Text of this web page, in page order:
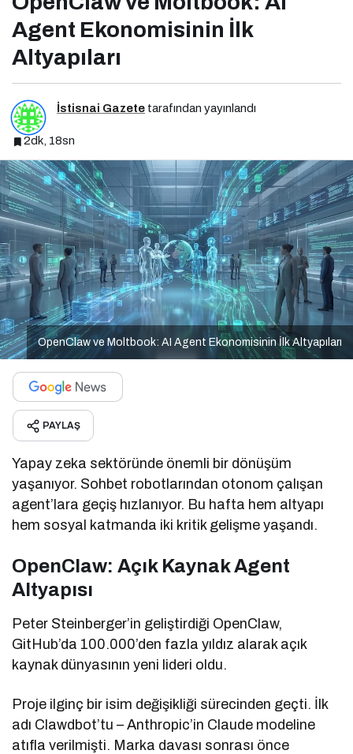
Agent Ekonomisinin İlk
Altyapıları
İstisnai Gazete tarafından yayınlandı
2dk, 18sn
OpenClaw ve Moltbook: AI Agent Ekonomisinin İlk Altyapıları
PAYLAŞ
Yapay zeka sektöründe önemli bir dönüşüm
yaşanıyor. Sohbet robotlarından otonom çalışan
agent’lara geçiş hızlanıyor. Bu hafta hem altyapı
hem sosyal katmanda iki kritik gelişme yaşandı.
OpenClaw: Açık Kaynak Agent
Altyapısı
Peter Steinberger’in geliştirdiği OpenClaw,
GitHub’da 100.000’den fazla yıldız alarak açık
kaynak dünyasının yeni lideri oldu.
Proje ilginç bir isim değişikliği sürecinden geçti. İlk
adı Clawdbot’tu – Anthropic’in Claude modeline
atıfla verilmişti. Marka davası sonrası önce